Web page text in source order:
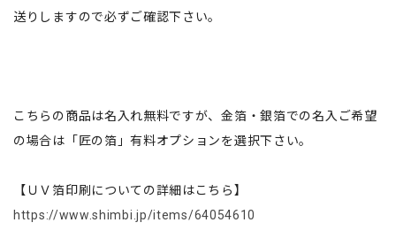
送りしますので必ずご確認下さい。
こちらの商品は名入れ無料ですが、金箔・銀箔での名入ご希望
の場合は「匠の箔」有料オプションを選択下さい。
【ＵＶ箔印刷についての詳細はこちら】
https://www.shimbi.jp/items/64054610